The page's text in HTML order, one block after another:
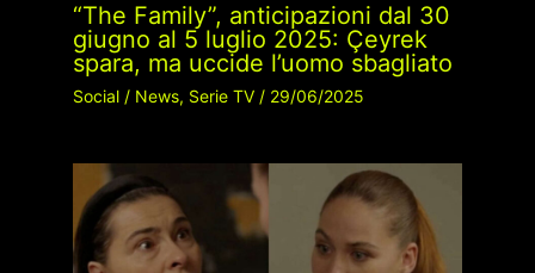
“The Family”, anticipazioni dal 30
giugno al 5 luglio 2025: Çeyrek
spara, ma uccide l’uomo sbagliato
Social/ News, Serie TV/ 29/06/2025